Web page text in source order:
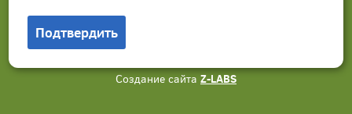
Создание сайта Z-LABS
Подтвердить